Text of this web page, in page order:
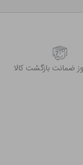
ضمانت بازگشت کالا